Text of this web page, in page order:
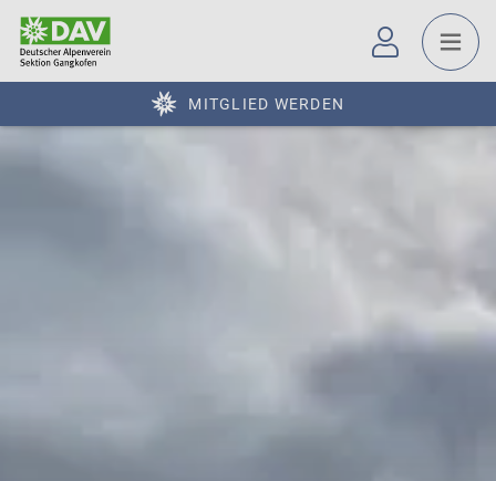
MITGLIED WERDEN